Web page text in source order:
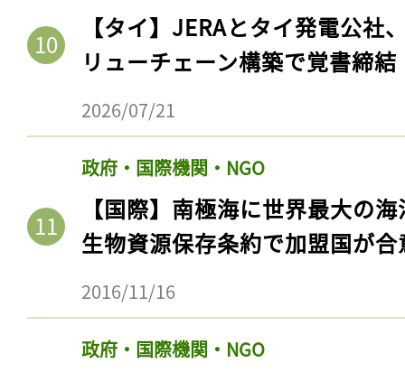
【タイ】JERAとタイ発電公社
リューチェーン構築で覚書締結
2026/07/21
政府・国際機関・NGO
【国際】南極海に世界最大の
生物資源保存条約で加盟国が合
2016/11/16
政府・国際機関・NGO